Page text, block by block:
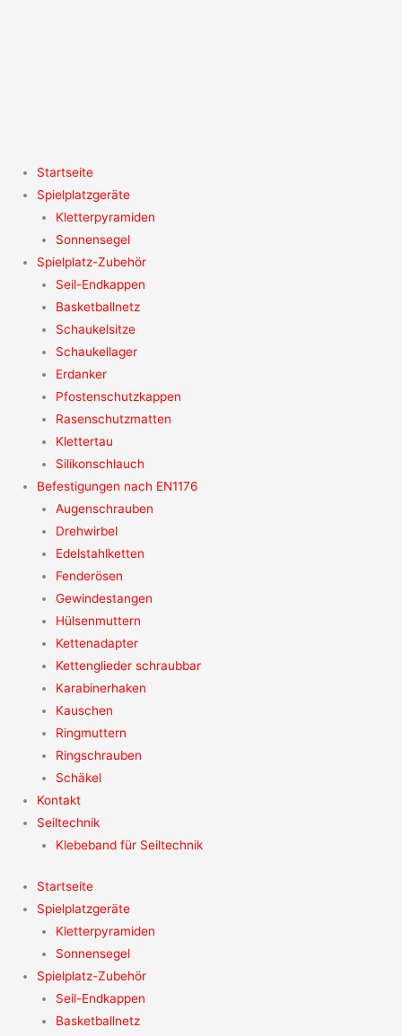
Startseite
Spielplatzgeräte
Kletterpyramiden
Sonnensegel
Spielplatz-Zubehör
Seil-Endkappen
Basketballnetz
Schaukelsitze
Schaukellager
Erdanker
Pfostenschutzkappen
Rasenschutzmatten
Klettertau
Silikonschlauch
Befestigungen nach EN1176
Augenschrauben
Drehwirbel
Edelstahlketten
Fenderösen
Gewindestangen
Hülsenmuttern
Kettenadapter
Kettenglieder schraubbar
Karabinerhaken
Kauschen
Ringmuttern
Ringschrauben
Schäkel
Kontakt
Seiltechnik
Klebeband für Seiltechnik
Startseite
Spielplatzgeräte
Kletterpyramiden
Sonnensegel
Spielplatz-Zubehör
Seil-Endkappen
Basketballnetz